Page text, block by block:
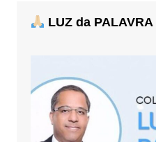
LUZ da PALAVRA